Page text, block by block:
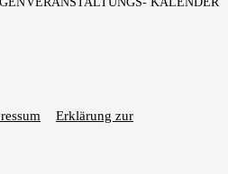
Erklärung zur